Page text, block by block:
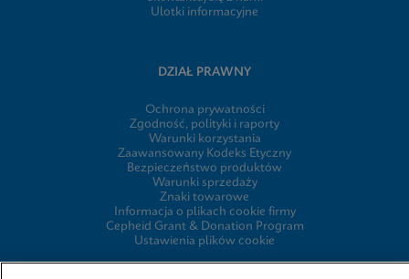
Ulotki informacyjne
DZIAŁ PRAWNY
Ochrona prywatności
Zgodność, polityki i raporty
Warunki korzystania
Zaawansowany Kodeks Etyczny
Bezpieczeństwo produktów
Warunki sprzedaży
Znaki towarowe
Informacja o plikach cookie firmy
Cepheid Grant & Donation Program
Ustawienia plików cookie